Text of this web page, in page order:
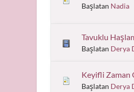
Başlatan Nadia
Tavuklu
Başlatan Derya
Keyifli Zaman
Başlatan Derya